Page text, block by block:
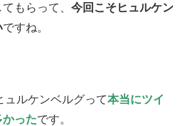
もらって、 今回こそヒュルケン
ですね。
ルケンベルグって本当にツイ
ったです。